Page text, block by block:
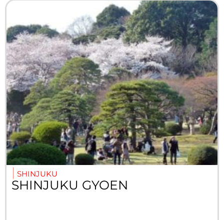
SHINJUKU
SHINJUKU GYOEN